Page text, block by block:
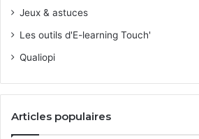
Jeux & astuces
Les outils d'E-learning Touch'
Qualiopi
Articles populaires